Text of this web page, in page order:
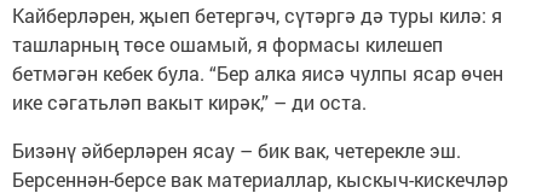
Кайберләрен, җыеп бетергәч, сүтәргә дә туры килә: я
ташларның төсе ошамый, я формасы килешеп
бетмәгән кебек була. “Бер алка яисә чулпы ясар өчен
ике сәгатьләп вакыт кирәк,” – ди оста.
Бизәнү әйберләрен ясау – бик вак, четерекле эш.
Берсеннән-берсе вак материаллар, кыскыч-кискечләр